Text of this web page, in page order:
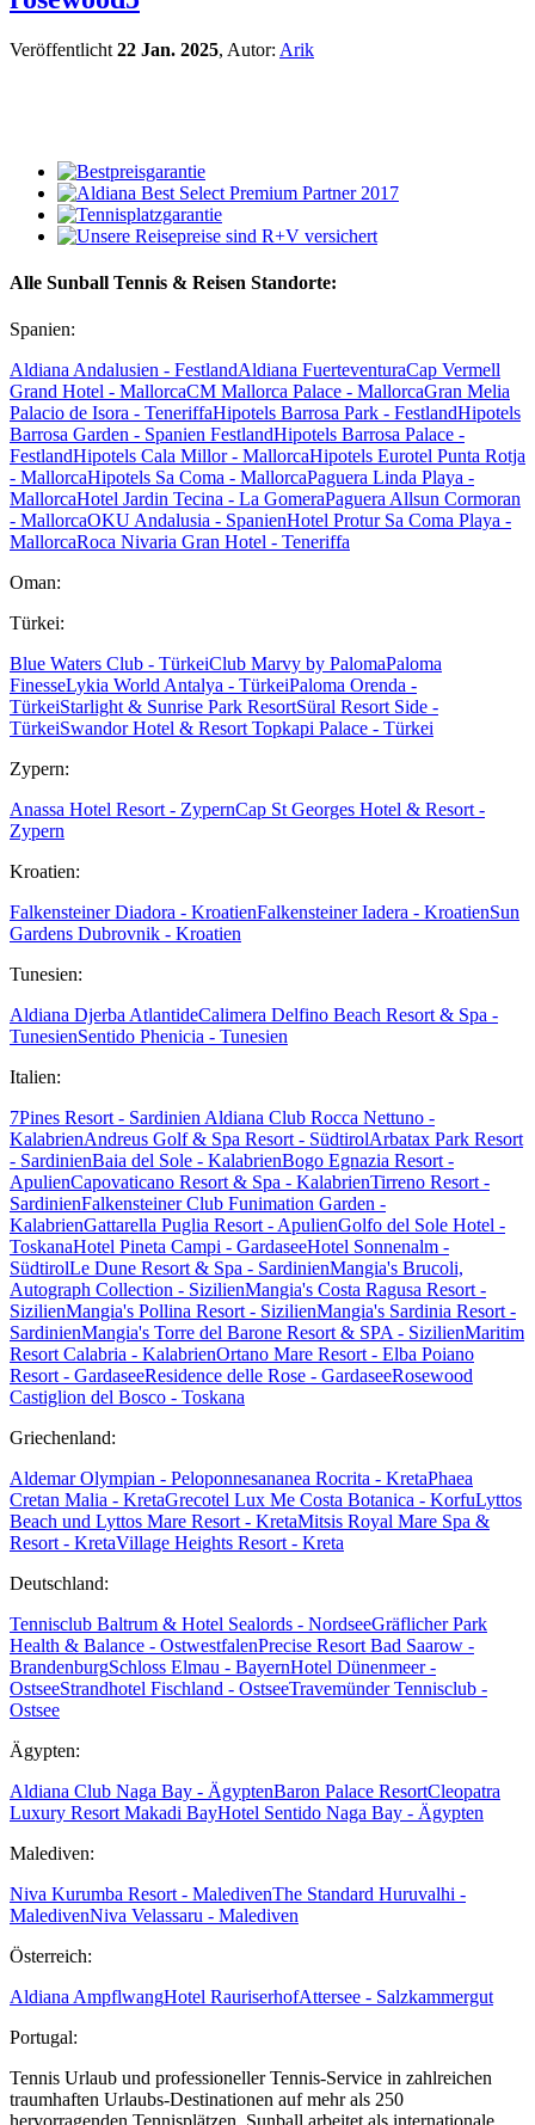
Veröffentlicht 22 Jan. 2025, Autor: Arik
Alle Sunball Tennis & Reisen Standorte:
Spanien:
Aldiana Andalusien - FestlandAldiana FuerteventuraCap Vermell
Grand Hotel - MallorcaCM Mallorca Palace - MallorcaGran Melia
Palacio de Isora - TeneriffaHipotels Barrosa Park - FestlandHipotels
Barrosa Garden - Spanien FestlandHipotels Barrosa Palace -
FestlandHipotels Cala Millor - MallorcaHipotels Eurotel Punta Rotja
- MallorcaHipotels Sa Coma - MallorcaPaguera Linda Playa -
MallorcaHotel Jardin Tecina - La GomeraPaguera Allsun Cormoran
- MallorcaOKU Andalusia - SpanienHotel Protur Sa Coma Playa -
MallorcaRoca Nivaria Gran Hotel - Teneriffa
Oman:
Türkei:
Blue Waters Club - TürkeiClub Marvy by PalomaPaloma
FinesseLykia World Antalya - TürkeiPaloma Orenda -
TürkeiStarlight & Sunrise Park ResortSüral Resort Side -
TürkeiSwandor Hotel & Resort Topkapi Palace - Türkei
Zypern:
Anassa Hotel Resort - ZypernCap St Georges Hotel & Resort -
Zypern
Kroatien:
Falkensteiner Diadora - KroatienFalkensteiner Iadera - KroatienSun
Gardens Dubrovnik - Kroatien
Tunesien:
Aldiana Djerba AtlantideCalimera Delfino Beach Resort & Spa -
TunesienSentido Phenicia - Tunesien
Italien:
7Pines Resort - Sardinien Aldiana Club Rocca Nettuno -
KalabrienAndreus Golf & Spa Resort - SüdtirolArbatax Park Resort
- SardinienBaia del Sole - KalabrienBogo Egnazia Resort -
ApulienCapovaticano Resort & Spa - KalabrienTirreno Resort -
SardinienFalkensteiner Club Funimation Garden -
KalabrienGattarella Puglia Resort - ApulienGolfo del Sole Hotel -
ToskanaHotel Pineta Campi - GardaseeHotel Sonnenalm -
SüdtirolLe Dune Resort & Spa - SardinienMangia's Brucoli,
Autograph Collection - SizilienMangia's Costa Ragusa Resort -
SizilienMangia's Pollina Resort - SizilienMangia's Sardinia Resort -
SardinienMangia's Torre del Barone Resort & SPA - SizilienMaritim
Resort Calabria - KalabrienOrtano Mare Resort - Elba Poiano
Resort - GardaseeResidence delle Rose - GardaseeRosewood
Castiglion del Bosco - Toskana
Griechenland:
Aldemar Olympian - Peloponnesananea Rocrita - KretaPhaea
Cretan Malia - KretaGrecotel Lux Me Costa Botanica - KorfuLyttos
Beach und Lyttos Mare Resort - KretaMitsis Royal Mare Spa &
Resort - KretaVillage Heights Resort - Kreta
Deutschland:
Tennisclub Baltrum & Hotel Sealords - NordseeGräflicher Park
Health & Balance - OstwestfalenPrecise Resort Bad Saarow -
BrandenburgSchloss Elmau - BayernHotel Dünenmeer -
OstseeStrandhotel Fischland - OstseeTravemünder Tennisclub -
Ostsee
Ägypten:
Aldiana Club Naga Bay - ÄgyptenBaron Palace ResortCleopatra
Luxury Resort Makadi BayHotel Sentido Naga Bay - Ägypten
Malediven:
Niva Kurumba Resort - MaledivenThe Standard Huruvalhi -
MaledivenNiva Velassaru - Malediven
Österreich:
Aldiana AmpflwangHotel RauriserhofAttersee - Salzkammergut
Portugal:
Tennis Urlaub und professioneller Tennis-Service in zahlreichen
traumhaften Urlaubs-Destinationen auf mehr als 250